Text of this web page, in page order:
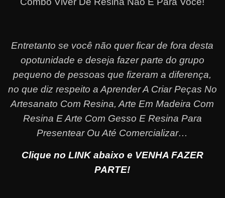
Entretanto se você não quer ficar de fora desta
opotunidade e deseja fazer parte do grupo
pequeno de pessoas que fizeram a diferença,
no que diz respeito a Aprender A Criar Peças No
Artesanato Com Resina, Arte Em Madeira Com
Resina E Arte Com Gesso E Resina Para
Presentear Ou Até Comercializar…
Clique no LINK abaixo e VENHA FAZER
PARTE!